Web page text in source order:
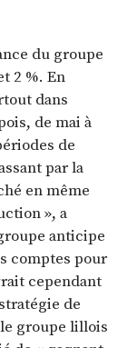
du groupe
2 %. En
dans
de mai à
de
par la
en même
», a
anticipe
comptes pour
cependant
de
groupe lillois